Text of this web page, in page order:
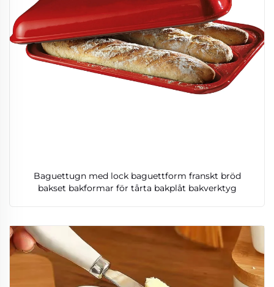
Baguettugn med lock baguettform franskt bröd
bakset bakformar för tårta bakplåt bakverktyg